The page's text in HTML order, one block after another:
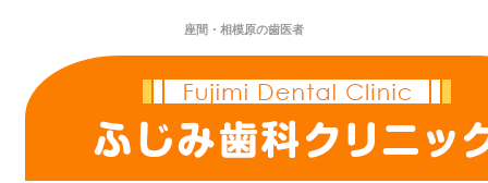
座間・相模原の歯医者